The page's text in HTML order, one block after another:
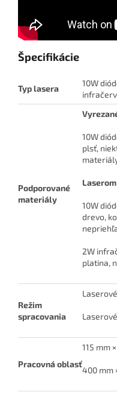
Špecifikácie
Typ lasera
10W
Podporované
materiály
10W
plsť,
10W
drevo,
2W
platina,
Režim
spracovania
Pracovná oblasť
115 mm
400 mm